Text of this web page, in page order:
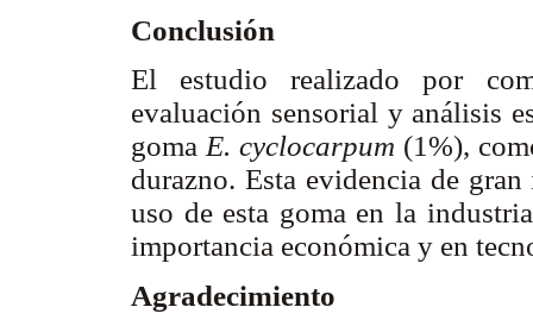
Conclusión
El estudio realizado por
evaluación sensorial y análisis
gomaE. cyclocarpum (1%),
durazno. Esta evidencia de
uso de esta goma en la
importancia económica y en
Agradecimiento